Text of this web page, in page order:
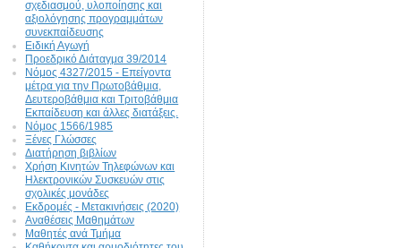
σχεδιασμού, υλοποίησης και
αξιολόγησης προγραμμάτων
συνεκπαίδευσης
Ειδική Αγωγή
Προεδρικό Διάταγμα 39/2014
Νόμος 4327/2015 - Επείγοντα
μέτρα για την Πρωτοβάθμια,
Δευτεροβάθμια και Τριτοβάθμια
Εκπαίδευση και άλλες διατάξεις.
Νόμος 1566/1985
Ξένες Γλώσσες
Διατήρηση βιβλίων
Χρήση Κινητών Τηλεφώνων και
Ηλεκτρονικών Συσκευών στις
σχολικές μονάδες
Εκδρομές - Μετακινήσεις (2020)
Αναθέσεις Μαθημάτων
Μαθητές ανά Τμήμα